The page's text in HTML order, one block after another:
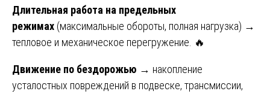
Длительная работа на предельных
режимах (максимальные обороты, полная нагрузка) →
тепловое и механическое перегружение. 🔥
Движение по бездорожью → накопление
усталостных повреждений в подвеске, трансмиссии,